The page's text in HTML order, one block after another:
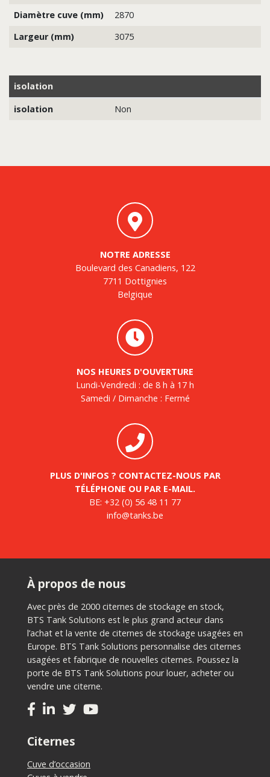
Diamètre cuve (mm)
2870
Largeur (mm)
3075
isolation
isolation
Non
NOTRE ADRESSE
Boulevard des Canadiens, 122
7711 Dottignies
Belgique
NOS HEURES D'OUVERTURE
Lundi-Vendredi : de 8 h à 17 h
Samedi / Dimanche : Fermé
PLUS D'INFOS ? CONTACTEZ-NOUS PAR
TÉLÉPHONE OU PAR E-MAIL.
BE: +32 (0) 56 48 11 77
info@tanks.be
À propos de nous
Avec près de 2000 citernes de stockage en stock,
BTS Tank Solutions est le plus grand acteur dans
l’achat et la vente de citernes de stockage usagées en
Europe. BTS Tank Solutions personnalise des citernes
usagées et fabrique de nouvelles citernes. Poussez la
porte de BTS Tank Solutions pour louer, acheter ou
vendre une citerne.
Citernes
Cuve d’occasion